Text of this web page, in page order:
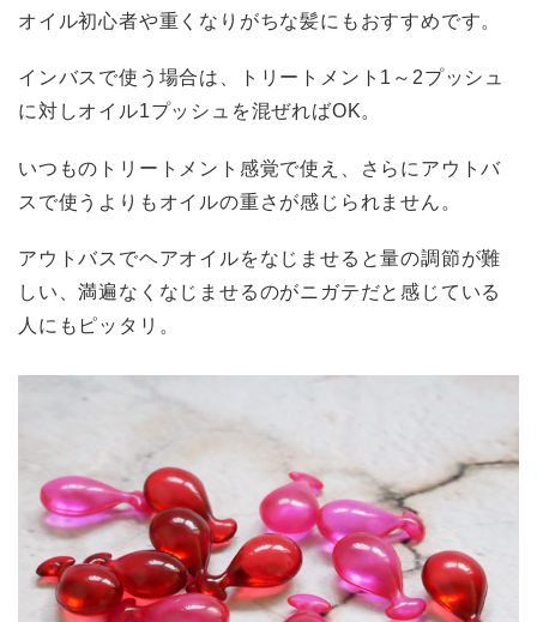
オイル初心者や重くなりがちな髪にもおすすめです。
インバスで使う場合は、トリートメント1～2プッシュ
に対しオイル1プッシュを混ぜればOK。
いつものトリートメント感覚で使え、さらにアウトバ
スで使うよりもオイルの重さが感じられません。
アウトバスでヘアオイルをなじませると量の調節が難
しい、満遍なくなじませるのがニガテだと感じている
人にもピッタリ。